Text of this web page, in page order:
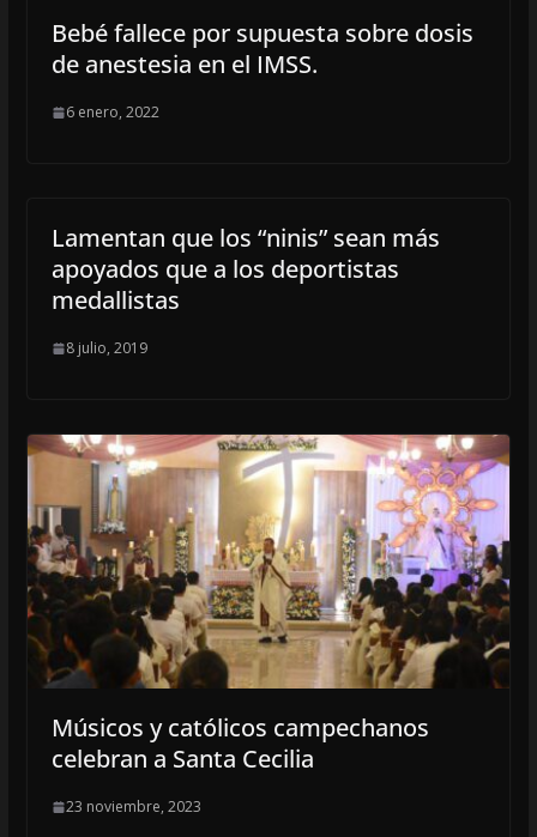
Bebé fallece por supuesta sobre dosis
de anestesia en el IMSS.
6 enero, 2022
Lamentan que los “ninis” sean más
apoyados que a los deportistas
medallistas
8 julio, 2019
Músicos y católicos campechanos
celebran a Santa Cecilia
23 noviembre, 2023